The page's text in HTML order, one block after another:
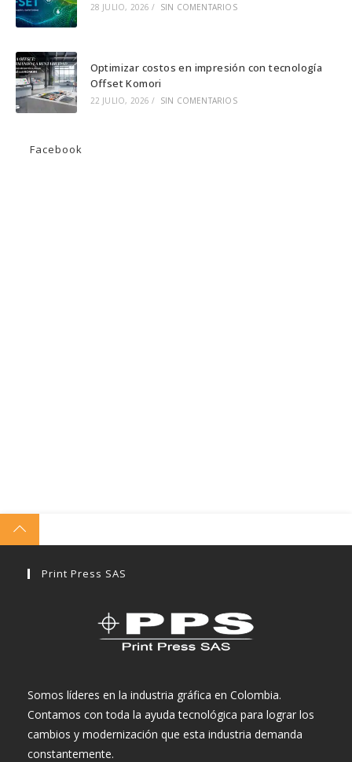
28 JULIO, 2026 / SIN COMENTARIOS
Optimizar costos en impresión con tecnología
Offset Komori
22 JULIO, 2026 / SIN COMENTARIOS
Facebook
Print Press SAS
Somos líderes en la industria gráfica en Colombia.
Contamos con toda la ayuda tecnológica para lograr los
cambios y modernización que esta industria demanda
constantemente.